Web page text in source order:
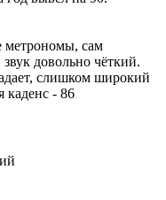
метрономы, сам
довольно чёткий.
слишком широкий
каденс - 86